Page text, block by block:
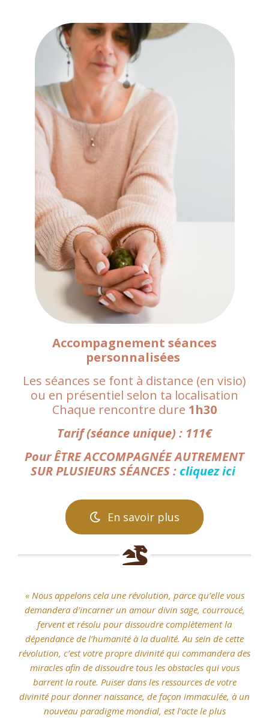
Accompagnement séances
personnalisées
Les séances se font à distance (en visio)
ou en présentiel selon ta localisation
Chaque rencontre dure 1h30
Tarif (séance unique) : 111€
Pour ÊTRE ACCOMPAGNÉE AUTREMENT
SUR PLUSIEURS SÉANCES : cliquez ici
En savoir plus
« Nous appelons cela une révolution, parce qu’elle vous
demandera d’incarner un amour divin sage, courroucé,
fervent et résolu pour dissoudre complètement la
dépendance de l’humanité à la dualité. Au sein de cette
révolution, c’est votre propre divinité qui commandera des
miracles afin de dissoudre tous les obstacles qui vous
barrent la route. Puiser dans les ressources de votre
divinité pour donner naissance, de façon immaculée, à un
nouveau paradigme mondial, est l’acte le plus